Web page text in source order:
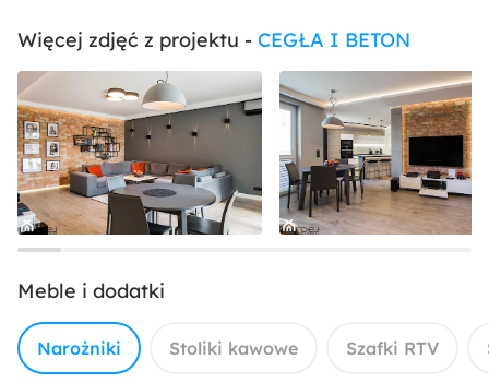
Więcej zdjęć z projektu - CEGŁA I BETON
Meble i dodatki
Narożniki Stoliki kawowe Szafki RTV